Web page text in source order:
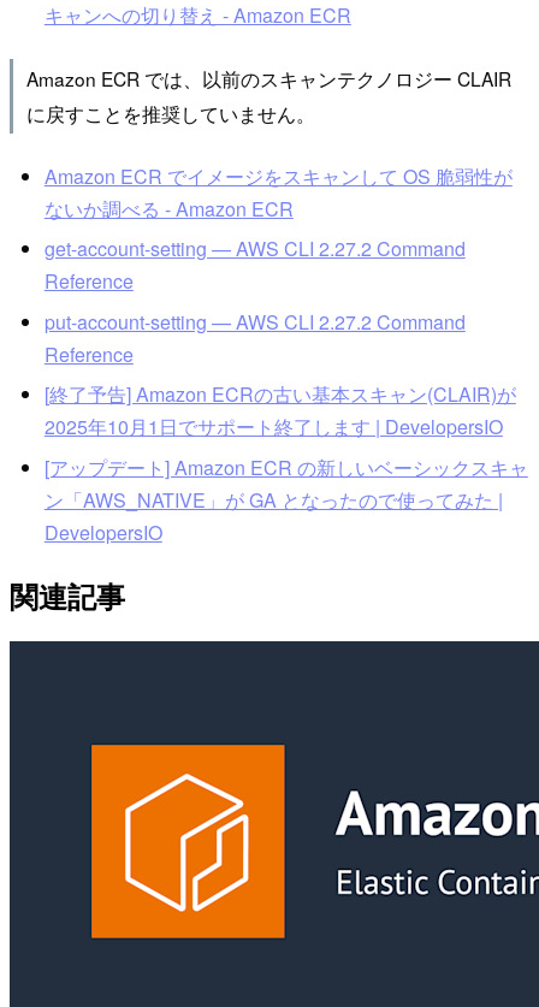
キャンへの切り替え - Amazon ECR
Amazon ECR では、以前のスキャンテクノロジー CLAIR
に戻すことを推奨していません。
Amazon ECR でイメージをスキャンして OS 脆弱性が
ないか調べる - Amazon ECR
get-account-setting — AWS CLI 2.27.2 Command
Reference
put-account-setting — AWS CLI 2.27.2 Command
Reference
[終了予告] Amazon ECRの古い基本スキャン(CLAIR)が
2025年10月1日でサポート終了します | DevelopersIO
[アップデート] Amazon ECR の新しいベーシックスキャ
ン「AWS_NATIVE」が GA となったので使ってみた |
DevelopersIO
関連記事